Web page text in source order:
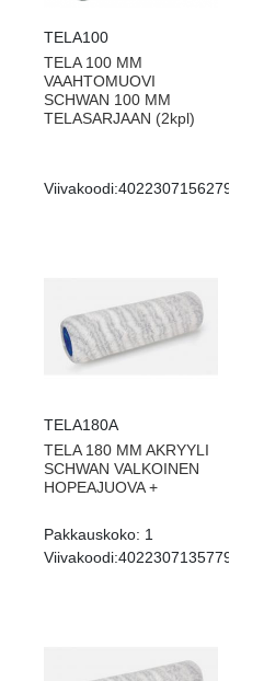
TELA100
TELA 100 MM
VAAHTOMUOVI
SCHWAN 100 MM
TELASARJAAN (2kpl)
Viivakoodi:4022307156279
TELA180A
TELA 180 MM AKRYYLI
SCHWAN VALKOINEN
HOPEAJUOVA +
Pakkauskoko: 1
Viivakoodi:4022307135779